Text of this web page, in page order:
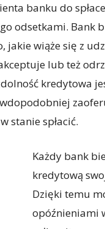
banku do
odsetkami. Bank
jakie wiąże się z
lub też
kredytowa
stanie spłacić.
Każdy bank
kredytową
Dzięki temu
opóźnieniami